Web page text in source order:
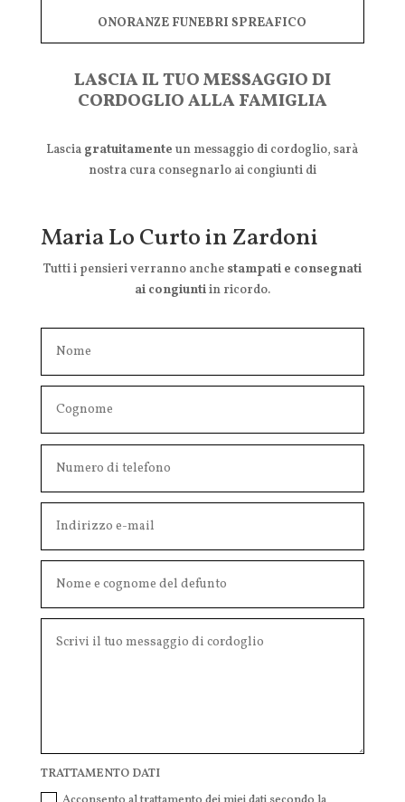
ONORANZE FUNEBRI SPREAFICO
LASCIA IL TUO MESSAGGIO DI
CORDOGLIO ALLA FAMIGLIA
Lascia gratuitamente un messaggio di cordoglio, sarà
nostra cura consegnarlo ai congiunti di
Maria Lo Curto in Zardoni
Tutti i pensieri verranno anche stampati e consegnati
ai congiuntiin ricordo.
TRATTAMENTO DATI